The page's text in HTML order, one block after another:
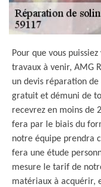
Pour que vous
travaux à venir, AMG
un devis réparation de
gratuit et démuni de
recevrez en moins de
fera par le biais du
notre équipe prendra
fera une étude
mesure le tarif de
matériaux à acquérir,